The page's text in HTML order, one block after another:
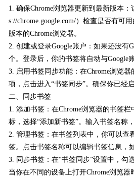
1. 确保Chrome浏览器更新到最新版本：
s://chrome.google.com/）检查是否有可
版本的Chrome浏览器。
2. 创建或登录Google账户：如果还没有
个。登录后，你的书签将自动与Google
3. 启用书签同步功能：在Chrome浏览
项，点击进入“书签同步”。确保你已经
二、同步书签
1. 添加书签：在Chrome浏览器的书签
标，选择“添加新书签”。输入书签名称
2. 管理书签：在书签列表中，你可以查
签。点击书签名称可以编辑书签信息，
3. 同步书签：在“书签同步”设置中，勾
当你在不同的设备上打开Chrome浏览